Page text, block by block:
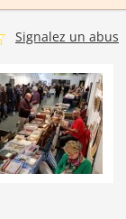
Signalez un abus